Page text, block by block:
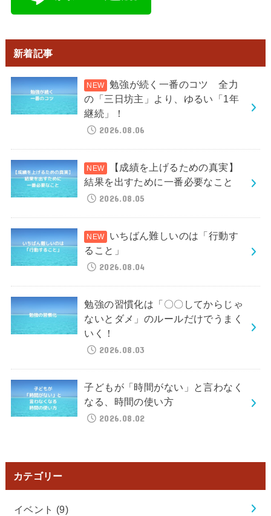
新着記事
勉強が続く一番のコツ 全力
の「三日坊主」より、ゆるい「1年
継続」！
2026.08.06
【成績を上げるための真実】
結果を出すために一番必要なこと
2026.08.05
いちばん難しいのは「行動す
ること」
2026.08.04
勉強の習慣化は「〇〇してからじゃ
ないとダメ」のルールだけでうまく
いく！
2026.08.03
子どもが「時間がない」と言わなく
なる、時間の使い方
2026.08.02
カテゴリー
イベント (9)